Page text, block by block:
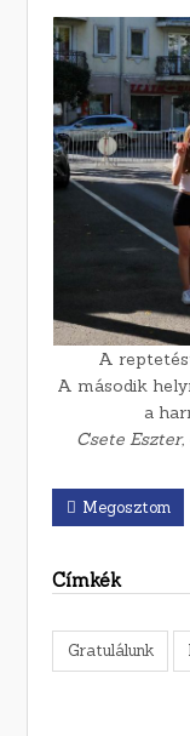
A
A második
a
Csete
Megosztom
Címkék
Gratulálunk